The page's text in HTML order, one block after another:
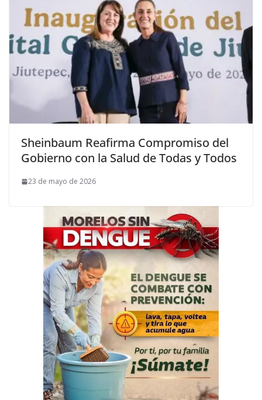
Sheinbaum Reafirma Compromiso del
Gobierno con la Salud de Todas y Todos
23 de mayo de 2026